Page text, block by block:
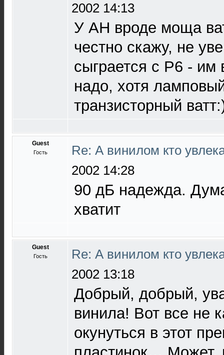
2002 14:13
У АН вроде моща
честно скажу, не
сыграется с Р6 -
надо, хотя
транзисторный
Guest
Гость
Re: А винилом кто
2002 14:28
90 дБ надежда.
хватит
Guest
Гость
Re: А винилом кто
2002 13:18
Добрый, добрый,
винила! Вот все не
окунуться в этот